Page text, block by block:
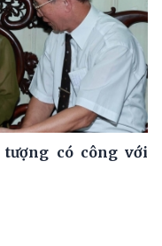
có công với